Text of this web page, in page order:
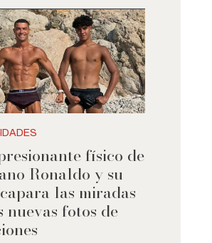
físico de
Ronaldo y su
las miradas
nuevas fotos de